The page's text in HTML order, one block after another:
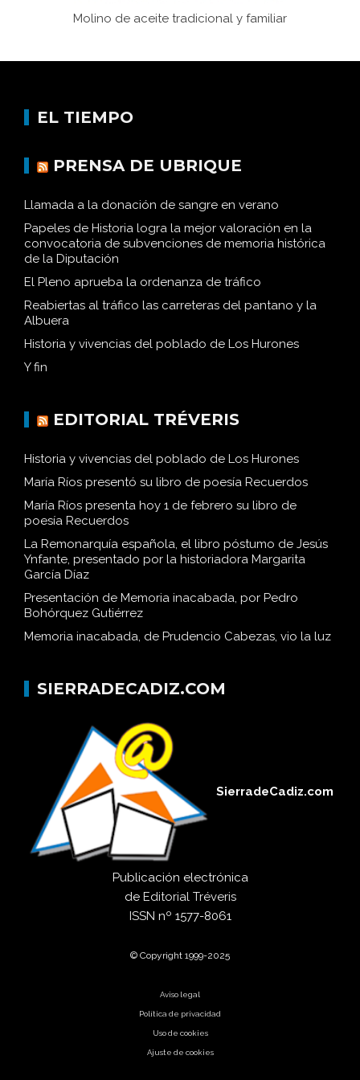
Molino de aceite tradicional y familiar
EL TIEMPO
PRENSA DE UBRIQUE
Llamada a la donación de sangre en verano
Papeles de Historia logra la mejor valoración en la
convocatoria de subvenciones de memoria histórica
de la Diputación
El Pleno aprueba la ordenanza de tráfico
Reabiertas al tráfico las carreteras del pantano y la
Albuera
Historia y vivencias del poblado de Los Hurones
Y fin
EDITORIAL TRÉVERIS
Historia y vivencias del poblado de Los Hurones
María Ríos presentó su libro de poesía Recuerdos
María Ríos presenta hoy 1 de febrero su libro de
poesía Recuerdos
La Remonarquía española, el libro póstumo de Jesús
Ynfante, presentado por la historiadora Margarita
García Díaz
Presentación de Memoria inacabada, por Pedro
Bohórquez Gutiérrez
Memoria inacabada, de Prudencio Cabezas, vio la luz
SIERRADECADIZ.COM
SierradeCadiz.com
Publicación electrónica
de Editorial Tréveris
ISSN nº 1577-8061
© Copyright 1999-2025
Aviso legal
Política de privacidad
Uso de cookies
Ajuste de cookies